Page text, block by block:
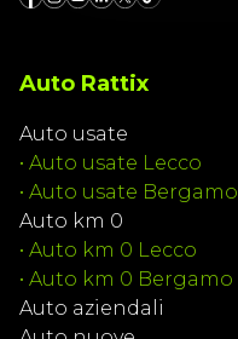
Auto Rattix
Auto usate
• Auto usate Lecco
• Auto usate Bergamo
Auto km 0
• Auto km 0 Lecco
• Auto km 0 Bergamo
Auto aziendali